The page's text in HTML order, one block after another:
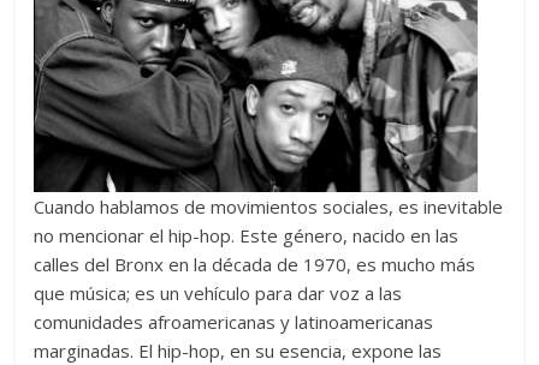
Cuando hablamos de movimientos sociales, es inevitable
no mencionar el hip-hop. Este género, nacido en las
calles del Bronx en la década de 1970, es mucho más
que música; es un vehículo para dar voz a las
comunidades afroamericanas y latinoamericanas
marginadas. El hip-hop, en su esencia, expone las